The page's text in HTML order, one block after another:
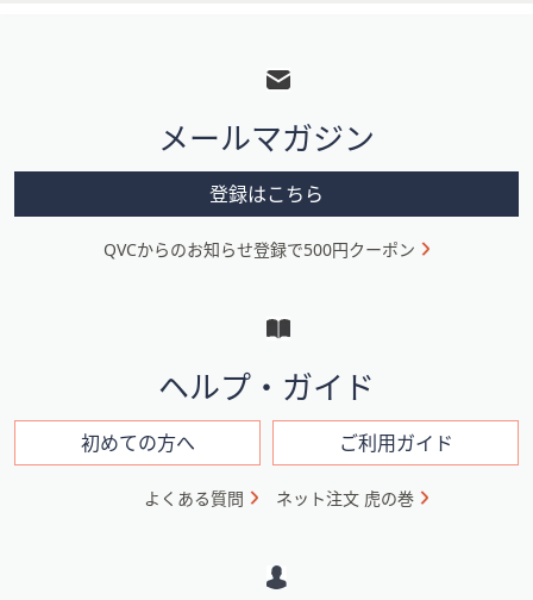
メ
ニ
ン
メールマガジン
登録はこちら
QVCからのお知らせ登録で500円クーポン
ヘルプ・ガイド
初めての方へ ご利用ガイド
よくある質問 ネット注文 虎の巻